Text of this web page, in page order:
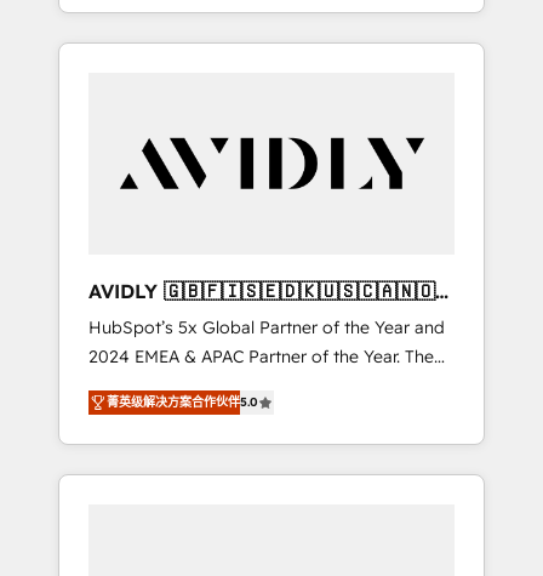
specialize in both strategic RevOps planning
and hands-on technical execution - building
Services - Managed IT (MSP) - Franchises -
Professional Services - And more! How we
Custom integrations and workflow
automation ✔️ User adoption programs,
training, and enablement Through project-
based engagements and ongoing RevOps
partnerships, we guide organizations through
the revenue maturity model - delivering the
right improvements at the right time so
AVIDLY 🇬🇧🇫🇮🇸🇪🇩🇰🇺🇸🇨🇦🇳🇴
🇩🇪🇦🇺🇳🇿
HubSpot’s 5x Global Partner of the Year and
2024 EMEA & APAC Partner of the Year. The
world’s most experienced and fully
accredited HubSpot Solutions Partner. 🚀
With 2,750+ HubSpot projects delivered and
370+ specialists across EMEA, APAC and NAM,
菁英级解决方案合作伙伴5.0